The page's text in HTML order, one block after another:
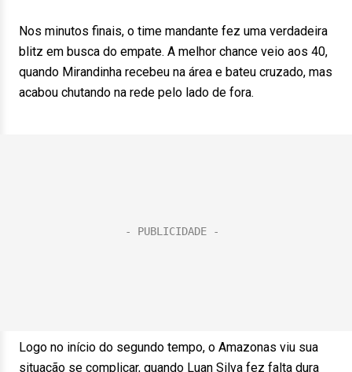
Nos minutos finais, o time mandante fez uma verdadeira
blitz em busca do empate. A melhor chance veio aos 40,
quando Mirandinha recebeu na área e bateu cruzado, mas
acabou chutando na rede pelo lado de fora.
Logo no início do segundo tempo, o Amazonas viu sua
situação se complicar, quando Luan Silva fez falta dura